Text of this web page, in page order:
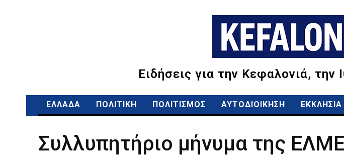
Ειδήσεις για την Κεφαλονιά,
ΕΛΛΑΔΑ ΠΟΛΙΤΙΚΗ ΠΟΛΙΤΙΣΜΟΣ ΑΥΤΟΔΙΟΙΚΗΣΗ ΕΚΚΛΗΣΙΑ
Συλλυπητήριο μήνυμα της